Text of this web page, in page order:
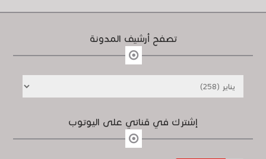
تصفح أرشيف المدونة
إشترك في قناتي على اليوتوب